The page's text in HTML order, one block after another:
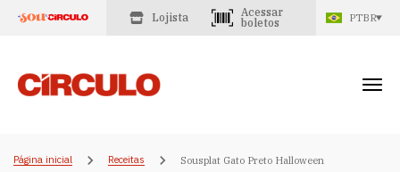
Lojista
Acessar
boletos
PTBR
Página inicial Receitas Sousplat Gato Preto Halloween